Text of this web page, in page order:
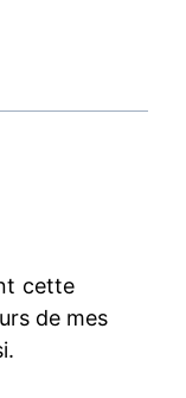
cette
de mes